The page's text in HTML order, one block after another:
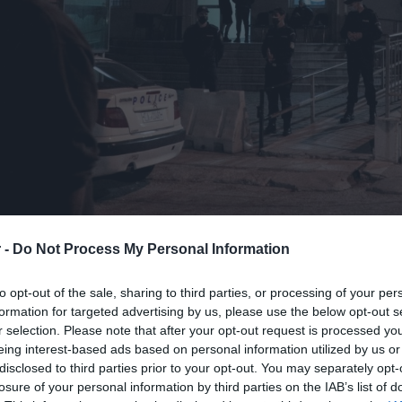
- Do Not Process My Personal Information
opt-out of the sale, sharing to third parties, or processing of your
for targeted advertising by us, please use the below opt-out
selection. Please note that after your opt-out request is processed
interest-based ads based on personal information utilized by us
to third parties prior to your opt-out. You may separately
of your personal information by third parties on the IAB’s list of
το μεσημέρι της Κυριακής
να επιχειρούν να αποδράσουν από το
και κατά την εξακρίβωση των